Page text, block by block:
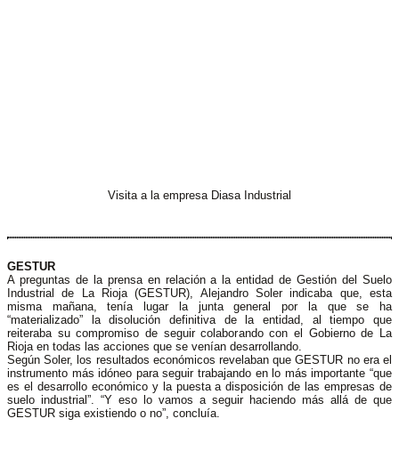
Visita a la empresa Diasa Industrial
GESTUR
A preguntas de la prensa en relación a la entidad de Gestión del Suelo
Industrial de La Rioja (GESTUR), Alejandro Soler indicaba que, esta
misma mañana, tenía lugar la junta general por la que se ha
“materializado” la disolución definitiva de la entidad, al tiempo que
reiteraba su compromiso de seguir colaborando con el Gobierno de La
Rioja en todas las acciones que se venían desarrollando.
Según Soler, los resultados económicos revelaban que GESTUR no era el
instrumento más idóneo para seguir trabajando en lo más importante “que
es el desarrollo económico y la puesta a disposición de las empresas de
suelo industrial”. “Y eso lo vamos a seguir haciendo más allá de que
GESTUR siga existiendo o no”, concluía.